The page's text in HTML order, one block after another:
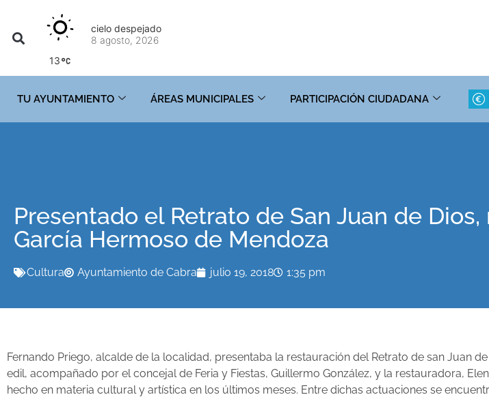
13
cielo despejado
8 agosto, 2026
TU AYUNTAMIENTO ÁREAS MUNICIPALES PARTICIPACIÓN CIUDADANA
Presentado el Retrato de San Juan de
García Hermoso de Mendoza
Cultura Ayuntamiento de Cabra julio 19, 2018 1:35 pm
Fernando Priego, alcalde de la localidad, presentaba la restauración del Retrato de san Juan
edil, acompañado por el concejal de Feria y Fiestas, Guillermo González, y la restauradora,
hecho en materia cultural y artística en los últimos meses. Entre dichas actuaciones se